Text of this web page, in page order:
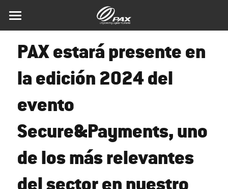
Home
Hardware
SmartPOS
A920Pro
A920ProPCI7
A910s
Mobile POS
A77
A6650
Desatendido
IM30
Pinpads
Desktop
Software
MAXSTORE
Accesibilidad
Servicios
About PAX
Marketing
News
Mundo PAX
Buscar
Español
PAX estará presente en
la edición 2024 del
evento
Secure&Payments, uno
de los más relevantes
del sector en nuestro